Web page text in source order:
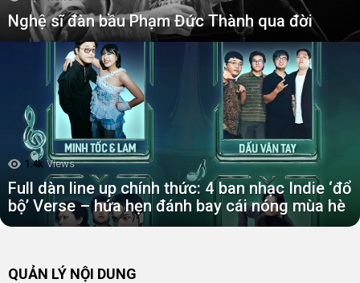
Nghệ sĩ đàn bầu Phạm Đức Thành qua đời
1.4k Views
Full dàn line up chính thức: 4 ban nhạc Indie ‘đổ
bộ’ Verse – hứa hẹn đánh bay cái nóng mùa hè
QUẢN LÝ NỘI DUNG